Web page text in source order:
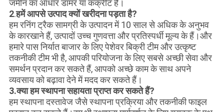
जमीन का आधार डामर या कंक्रीट है।
2.हमें आपसे उत्पाद क्यों खरीदना पड़ता है?
हम रनिंग ट्रैक सामग्री के उत्पादन में 10 साल से अधिक के अनुभव
के कारखाने हैं, उत्पादों उच्च गुणवत्ता और प्रतिस्पर्धी मूल्य के हैं।और
हमारे पास निर्यात बाजार के लिए पेशेवर बिक्री टीम और उत्कृष्ट
तकनीकी टीम भी है, आपकी परियोजना के लिए सबसे अच्छी सेवा और
समर्थन प्रदान कर सकते हैं, आपको अच्छे काम के साथ अपने
व्यवसाय को बढ़ावा देने में मदद कर सकते हैं।
3.क्या हम स्थापना सहायता प्राप्त कर सकते हैं?
हम स्थापना दस्तावेज जैसे स्थापना प्रक्रिया और तकनीकी फाइल